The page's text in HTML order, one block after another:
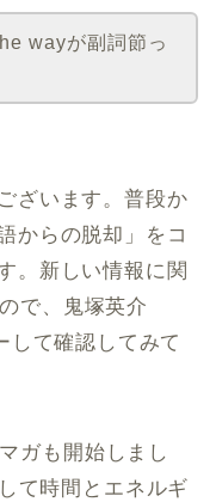
wayが副詞節っ
ざいます。普段か
からの脱却」をコ
。新しい情報に関
で、鬼塚英介
して確認してみて
ガも開始しまし
て時間とエネルギ